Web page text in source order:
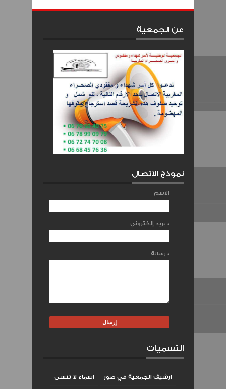
عن الجمعية
نموذج الاتصال
الاسم
*
*
التسميات
ارشيف الجمعية في صور اسماء لا تنسى